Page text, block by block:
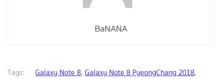
BaNANA
Tags: Galaxy Note 8, Galaxy Note 8 PyeongChang 2018,